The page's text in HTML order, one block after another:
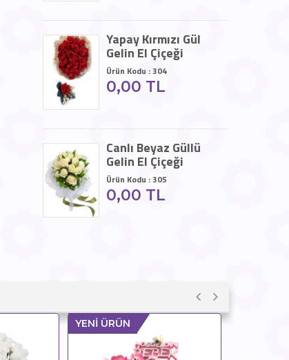
Yapay Kırmızı Gül
Gelin El Çiçeği
Ürün Kodu : 304
0,00 TL
Canlı Beyaz Güllü
Gelin El Çiçeği
Ürün Kodu : 305
0,00 TL
YENİ ÜRÜN